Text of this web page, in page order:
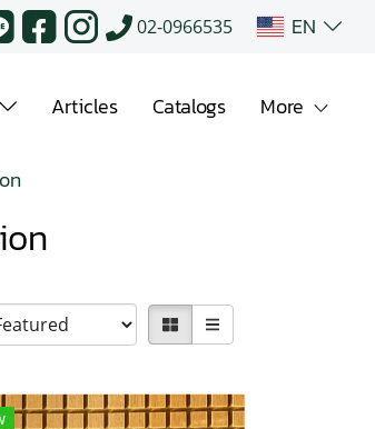
02-0966535 EN
Articles Catalogs More